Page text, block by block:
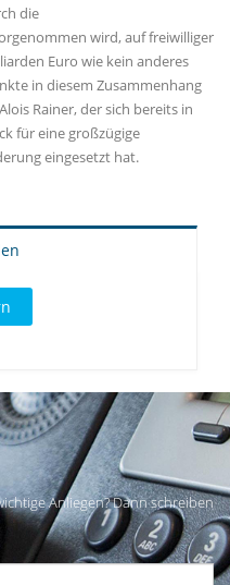
die
wird, auf freiwilliger
Euro wie kein anderes
in diesem Zusammenhang
Rainer, der sich bereits in
für eine großzügige
eingesetzt hat.
Anliegen? Dann schreiben